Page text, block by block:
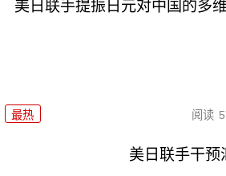
美日联手提振日元对中国的多
最热 阅读
美日联手干预